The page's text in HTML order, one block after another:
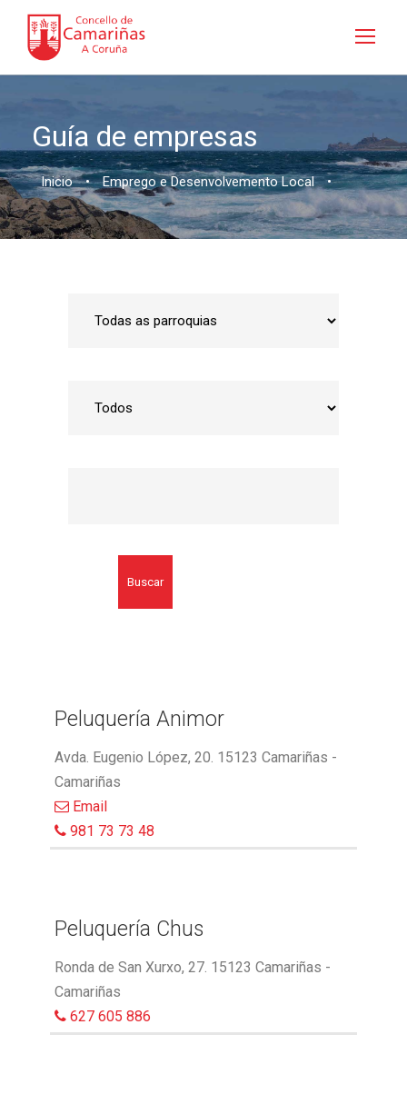
Guía de empresas
Inicio • Emprego e Desenvolvemento Local •
Buscar
Peluquería Animor
Avda. Eugenio López, 20. 15123 Camariñas -
Camariñas
Email
981 73 73 48
Peluquería Chus
Ronda de San Xurxo, 27. 15123 Camariñas -
Camariñas
627 605 886